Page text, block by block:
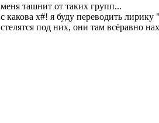
меня ташнит от таких групп...
с какова х#! я буду переводить
стелятся под них, они там всёравно